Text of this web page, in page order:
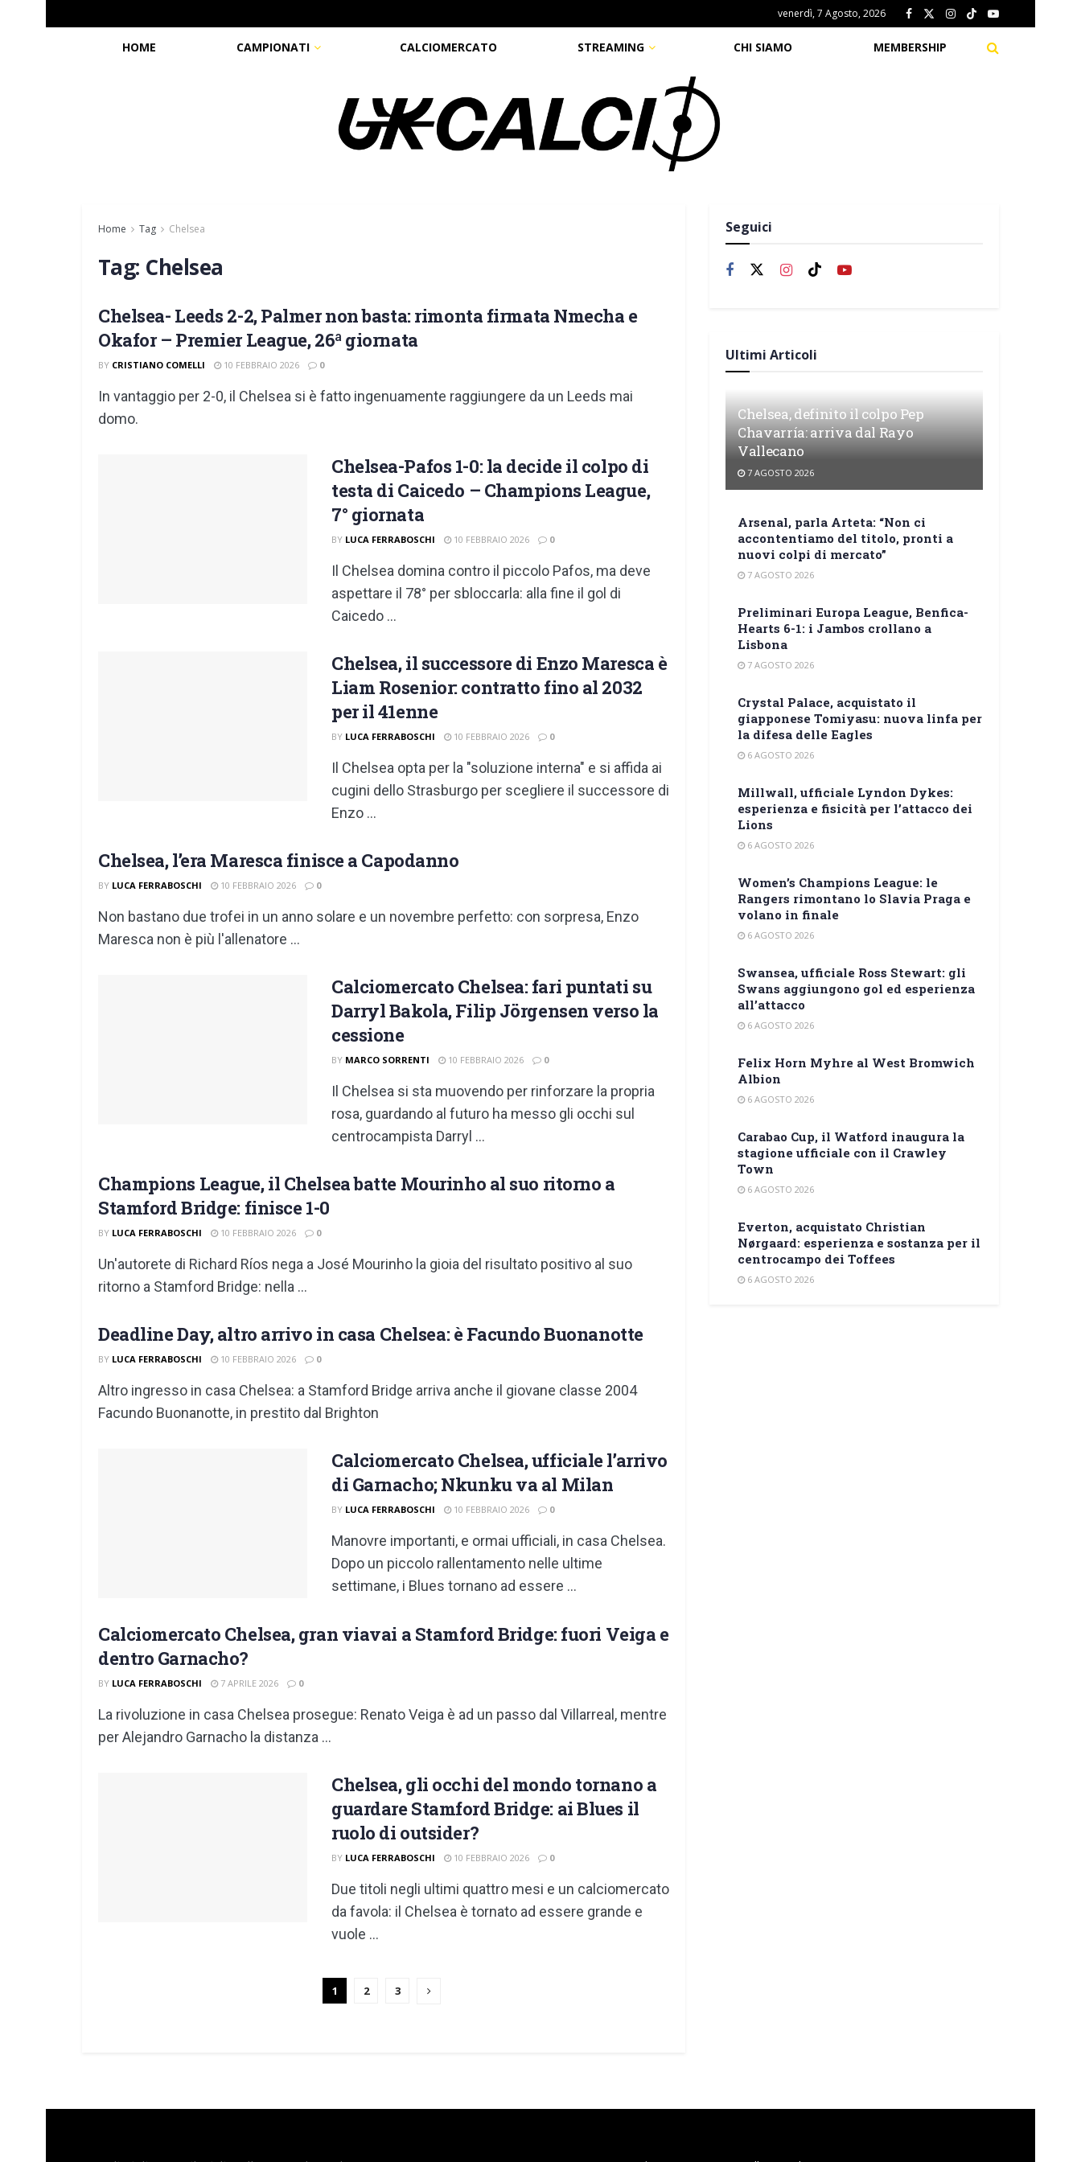
venerdì, 7 Agosto, 2026
HOME CAMPIONATI CALCIOMERCATO STREAMING CHI SIAMO MEMBERSHIP
Home Tag Chelsea
Tag: Chelsea
Chelsea- Leeds 2-2, Palmer non basta: rimonta firmata Nmecha e
Okafor – Premier League, 26ª giornata
BY CRISTIANO COMELLI 10 FEBBRAIO 2026 0
In vantaggio per 2-0, il Chelsea si è fatto ingenuamente raggiungere da un Leeds mai
domo.
Chelsea-Pafos 1-0: la decide il colpo di
testa di Caicedo – Champions League,
7° giornata
BY LUCA FERRABOSCHI 10 FEBBRAIO 2026 0
Il Chelsea domina contro il piccolo Pafos, ma deve
aspettare il 78° per sbloccarla: alla fine il gol di
Caicedo ...
Chelsea, il successore di Enzo Maresca è
Liam Rosenior: contratto fino al 2032
per il 41enne
BY LUCA FERRABOSCHI 10 FEBBRAIO 2026 0
Il Chelsea opta per la "soluzione interna" e si affida ai
cugini dello Strasburgo per scegliere il successore di
Enzo ...
Chelsea, l’era Maresca finisce a Capodanno
BY LUCA FERRABOSCHI 10 FEBBRAIO 2026 0
Non bastano due trofei in un anno solare e un novembre perfetto: con sorpresa, Enzo
Maresca non è più l'allenatore ...
Calciomercato Chelsea: fari puntati su
Darryl Bakola, Filip Jörgensen verso la
cessione
BY MARCO SORRENTI 10 FEBBRAIO 2026 0
Il Chelsea si sta muovendo per rinforzare la propria
rosa, guardando al futuro ha messo gli occhi sul
centrocampista Darryl ...
Champions League, il Chelsea batte Mourinho al suo ritorno a
Stamford Bridge: finisce 1-0
BY LUCA FERRABOSCHI 10 FEBBRAIO 2026 0
Un'autorete di Richard Ríos nega a José Mourinho la gioia del risultato positivo al suo
ritorno a Stamford Bridge: nella ...
Deadline Day, altro arrivo in casa Chelsea: è Facundo Buonanotte
BY LUCA FERRABOSCHI 10 FEBBRAIO 2026 0
Altro ingresso in casa Chelsea: a Stamford Bridge arriva anche il giovane classe 2004
Facundo Buonanotte, in prestito dal Brighton
Calciomercato Chelsea, ufficiale l’arrivo
di Garnacho; Nkunku va al Milan
BY LUCA FERRABOSCHI 10 FEBBRAIO 2026 0
Manovre importanti, e ormai ufficiali, in casa Chelsea.
Dopo un piccolo rallentamento nelle ultime
settimane, i Blues tornano ad essere ...
Calciomercato Chelsea, gran viavai a Stamford Bridge: fuori Veiga e
dentro Garnacho?
BY LUCA FERRABOSCHI 7 APRILE 2026 0
La rivoluzione in casa Chelsea prosegue: Renato Veiga è ad un passo dal Villarreal, mentre
per Alejandro Garnacho la distanza ...
Chelsea, gli occhi del mondo tornano a
guardare Stamford Bridge: ai Blues il
ruolo di outsider?
BY LUCA FERRABOSCHI 10 FEBBRAIO 2026 0
Due titoli negli ultimi quattro mesi e un calciomercato
da favola: il Chelsea è tornato ad essere grande e
vuole ...
1 2 3
Seguici
Ultimi Articoli
Chelsea, definito il colpo Pep
Chavarría: arriva dal Rayo
Vallecano
7 AGOSTO 2026
Arsenal, parla Arteta: “Non ci
accontentiamo del titolo, pronti a
nuovi colpi di mercato”
7 AGOSTO 2026
Preliminari Europa League, Benfica-
Hearts 6-1: i Jambos crollano a
Lisbona
7 AGOSTO 2026
Crystal Palace, acquistato il
giapponese Tomiyasu: nuova linfa per
la difesa delle Eagles
6 AGOSTO 2026
Millwall, ufficiale Lyndon Dykes:
esperienza e fisicità per l’attacco dei
Lions
6 AGOSTO 2026
Women’s Champions League: le
Rangers rimontano lo Slavia Praga e
volano in finale
6 AGOSTO 2026
Swansea, ufficiale Ross Stewart: gli
Swans aggiungono gol ed esperienza
all’attacco
6 AGOSTO 2026
Felix Horn Myhre al West Bromwich
Albion
6 AGOSTO 2026
Carabao Cup, il Watford inaugura la
stagione ufficiale con il Crawley
Town
6 AGOSTO 2026
Everton, acquistato Christian
Nørgaard: esperienza e sostanza per il
centrocampo dei Toffees
6 AGOSTO 2026